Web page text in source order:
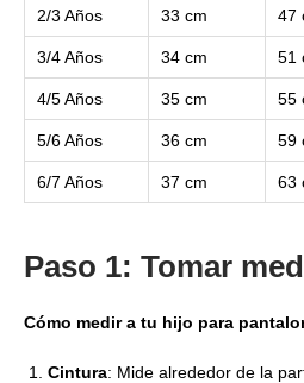
2/3 Años 33 cm 47
3/4 Años 34 cm 51
4/5 Años 35 cm 55
5/6 Años 36 cm 59
6/7 Años 37 cm 63
Paso 1: Tomar
Cómo medir a tu hijo para
Cintura: Mide alrededor de la